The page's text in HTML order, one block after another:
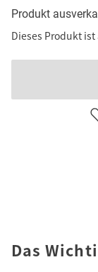
Produkt
Dieses Produkt
Das